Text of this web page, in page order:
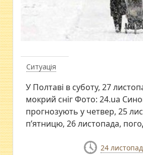
Ситуація
У Полтаві в суботу, 27
мокрий сніг Фото: 24.ua
прогнозують у четвер, 25
п’ятницю, 26 листопада,
24